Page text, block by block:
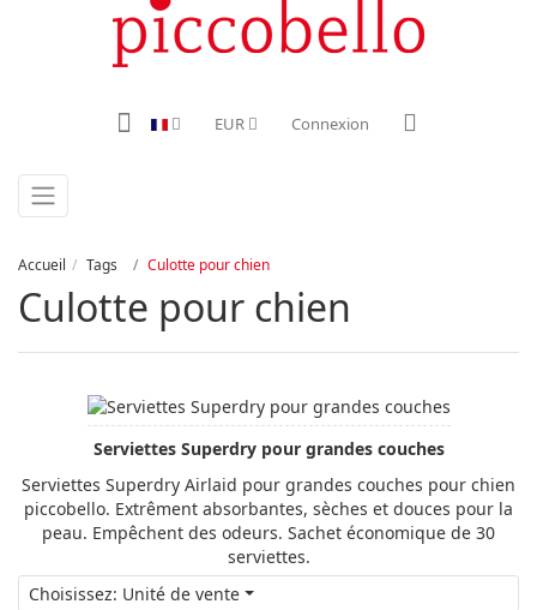
EUR Connexion
Accueil Tags Culotte pour chien
Culotte pour chien
Serviettes Superdry pour grandes couches
Serviettes Superdry Airlaid pour grandes couches pour chien
piccobello. Extrêment absorbantes, sèches et douces pour la
peau. Empêchent des odeurs. Sachet économique de 30
serviettes.
Choisissez: Unité de vente